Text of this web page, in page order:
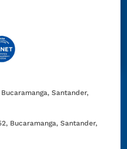
Santander,
Bucaramanga, Santander,